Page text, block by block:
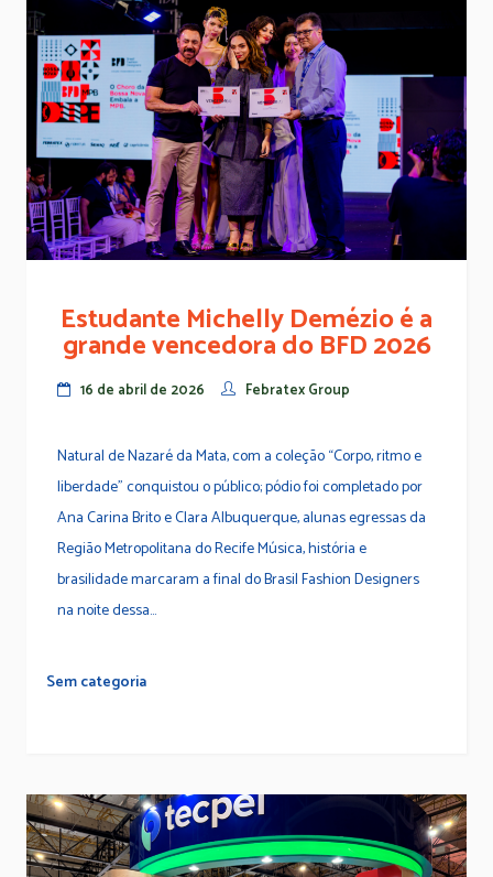
Estudante Michelly Demézio é a
grande vencedora do BFD 2026
16 de abril de 2026 Febratex Group
Natural de Nazaré da Mata, com a coleção “Corpo, ritmo e
liberdade” conquistou o público; pódio foi completado por
Ana Carina Brito e Clara Albuquerque, alunas egressas da
Região Metropolitana do Recife Música, história e
brasilidade marcaram a final do Brasil Fashion Designers
na noite dessa...
Sem categoria